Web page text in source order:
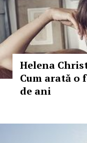
Helena
Cum arată o
de ani